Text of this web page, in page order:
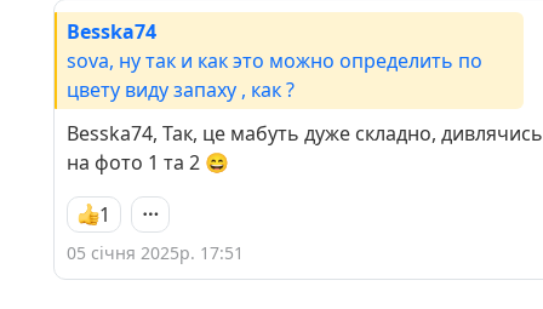
Besska74
sova, ну так и как это можно определить по
цвету виду запаху , как ?
Besska74, Так, це мабуть дуже складно, дивлячись
на фото 1 та 2 😄
1
05 січня 2025р. 17:51